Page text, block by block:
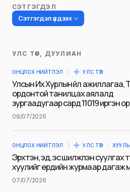
СЭТГЭГДЭЛ
Сэтгэгдэл үлдээх
Таны имэйл хаягийг нийтлэхгүй.
тэмдэглэсэн
Name
УЛС ТӨР, ДУУЛИАН
ОНЦЛОХ НИЙТЛЭЛ УЛС ТӨР
Улсын Их Хурлын үйл ажиллагаа,
ордонтой танилцах аялалд
зургаадугаар сард 11019 иргэн
08/07/2026
ОНЦЛОХ НИЙТЛЭЛ УЛС ТӨР
Эрхтэн, эд, эс шилжүүлэн суулгах
хуулийг ердийн журмаар дагаж
07/07/2026